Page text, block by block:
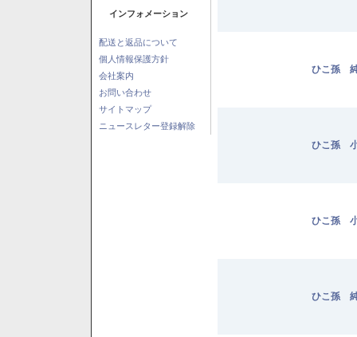
インフォメーション
配送と返品について
個人情報保護方針
会社案内
お問い合わせ
サイトマップ
ニュースレター登録解除
ひこ孫
ひこ孫
ひこ孫
ひこ孫